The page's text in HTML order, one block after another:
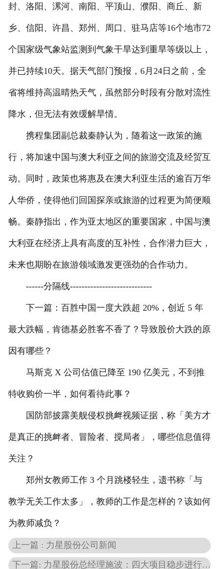
封、洛阳、漯河、南阳、平顶山、濮阳、商丘、新
乡、信阳、许昌、郑州、周口、驻马店等16个地市72
个国家级气象站监测到气象干旱达到重旱等级以上，
并已持续10天。据天气部门预报，6月24日之前，全
省将维持高温晴热天气，虽然部分时段有分散对流性
降水，但无法有效缓解旱情。
携程集团副总裁秦静认为，随着这一政策的施
行，将加速中国与澳大利亚之间的旅游交流及经贸互
动。同时，政策也将惠及在澳大利亚生活的逾百万华
人华侨，使得他们回国探亲或旅游的过程更为简便顺
畅。秦静指出，作为亚太地区的重要国家，中国与澳
大利亚在经济上具有高度的互补性，合作潜力巨大，
未来也期盼在旅游领域激发更强劲的合作动力。
------分隔线----------------------------
下一篇：百胜中国一度大跌超 20%，创近 5 年
最大跌幅，肯德基必胜客不香了？导致股价大跌的原
因有哪些？
马斯克 X 公司估值已降至 190 亿美元，不到推
特收购价一半，如何看待此事？
国防部披露美舰侵权挑衅视频证据，称「美方才
是真正的挑衅者、冒险者、搅局者」，哪些信息值得
关注？
郑州女教师工作 3 个月跳楼轻生，遗书称「与
教学无关工作太多」，教师的工作是怎样的？该如何
为教师减负？
上一篇 : 力星股份公司新闻
下一篇: 力星股份总经理施波：四大项目稳步进行 2028年快速占领国内北方市场